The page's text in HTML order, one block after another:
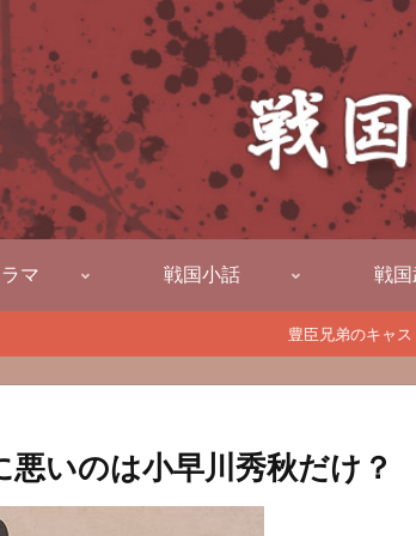
マ 戦国小話 戦
豊臣兄弟のキャ
いのは小早川秀秋だけ？